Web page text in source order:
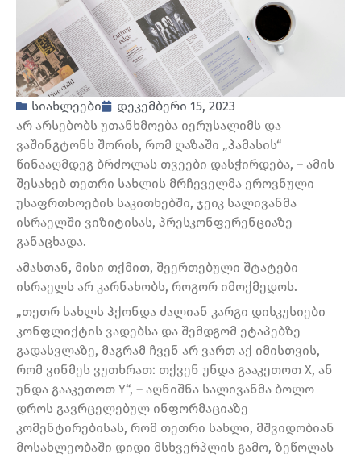
სიახლეები
დეკემბერი 15, 2023
არ არსებობს უთანხმოება იერუსალიმს და
ვაშინგტონს შორის, რომ ღაზაში „ჰამასის“
წინააღმდეგ ბრძოლას თვეები დასჭირდება, – ამის
შესახებ თეთრი სახლის მრჩეველმა ეროვნული
უსაფრთხოების საკითხებში, ჯეიკ სალივანმა
ისრაელში ვიზიტისას, პრესკონფერენციაზე
განაცხადა.
ამასთან, მისი თქმით, შეერთებული შტატები
ისრაელს არ კარნახობს, როგორ იმოქმედოს.
„თეთრ სახლს ჰქონდა ძალიან კარგი დისკუსიები
კონფლიქტის ვადებსა და შემდგომ ეტაპებზე
გადასვლაზე, მაგრამ ჩვენ არ ვართ აქ იმისთვის,
რომ ვინმეს ვუთხრათ: თქვენ უნდა გააკეთოთ X, ან
უნდა გააკეთოთ Y“, – აღნიშნა სალივანმა ბოლო
დროს გავრცელებულ ინფორმაციაზე
კომენტირებისას, რომ თეთრი სახლი, მშვიდობიან
მოსახლეობაში დიდი მსხვერპლის გამო, ზეწოლას